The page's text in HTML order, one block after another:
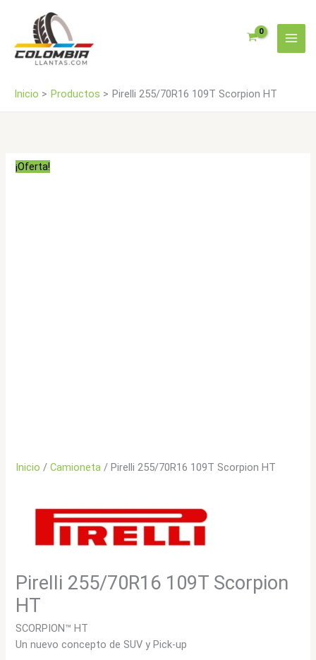
contenido
Inicio Productos Pirelli 255/70R16 109T Scorpion HT
¡Oferta!
Inicio /Camioneta / Pirelli 255/70R16 109T Scorpion HT
Pirelli 255/70R16 109T Scorpion
HT
SCORPION™ HT
Un nuevo concepto de SUV y Pick-up
cantidad